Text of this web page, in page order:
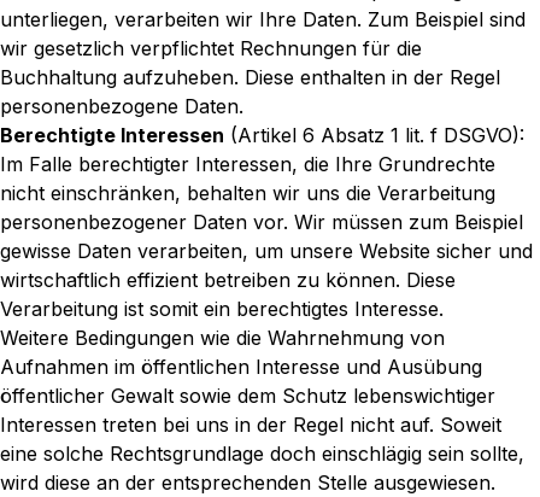
unterliegen, verarbeiten wir Ihre Daten. Zum Beispiel sind
wir gesetzlich verpflichtet Rechnungen für die
Buchhaltung aufzuheben. Diese enthalten in der Regel
personenbezogene Daten.
Berechtigte Interessen (Artikel 6 Absatz 1 lit. f DSGVO):
Im Falle berechtigter Interessen, die Ihre Grundrechte
nicht einschränken, behalten wir uns die Verarbeitung
personenbezogener Daten vor. Wir müssen zum Beispiel
gewisse Daten verarbeiten, um unsere Website sicher und
wirtschaftlich effizient betreiben zu können. Diese
Verarbeitung ist somit ein berechtigtes Interesse.
Weitere Bedingungen wie die Wahrnehmung von
Aufnahmen im öffentlichen Interesse und Ausübung
öffentlicher Gewalt sowie dem Schutz lebenswichtiger
Interessen treten bei uns in der Regel nicht auf. Soweit
eine solche Rechtsgrundlage doch einschlägig sein sollte,
wird diese an der entsprechenden Stelle ausgewiesen.